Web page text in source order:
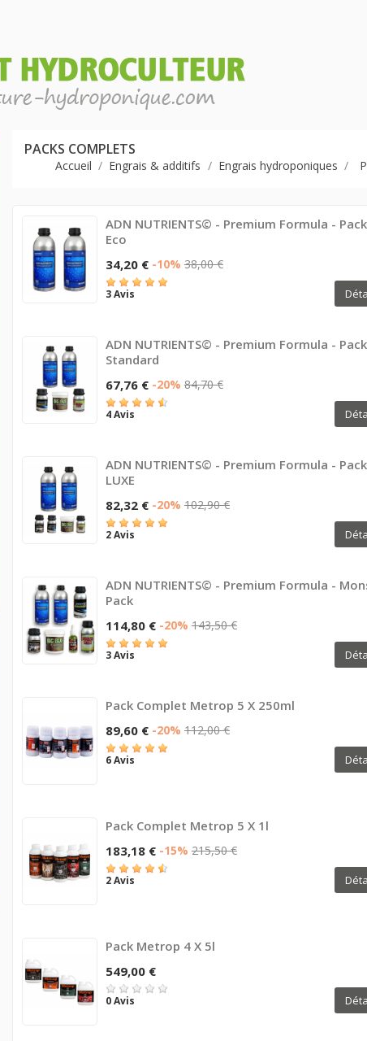
PACKS COMPLETS
Accueil Engrais & additifs Engrais hydroponiques
ADN NUTRIENTS© - Premium Formula - Pack
Eco
34,20 € -10% 38,00 €
3 Avis
ADN NUTRIENTS© - Premium Formula - Pack
Standard
67,76 € -20% 84,70 €
4 Avis
ADN NUTRIENTS© - Premium Formula - Pack
LUXE
82,32 € -20% 102,90 €
2 Avis
ADN NUTRIENTS© - Premium Formula -
Pack
114,80 € -20% 143,50 €
3 Avis
Pack Complet Metrop 5 X 250ml
89,60 € -20% 112,00 €
6 Avis
Pack Complet Metrop 5 X 1l
183,18 € -15% 215,50 €
2 Avis
Pack Metrop 4 X 5l
549,00 €
0 Avis